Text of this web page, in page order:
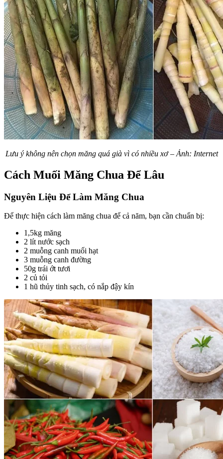
Lưu ý không nên chọn măng quá già vì có nhiều xơ – Ảnh: Internet
Cách Muối Măng Chua Để Lâu
Nguyên Liệu Để Làm Măng Chua
Để thực hiện cách làm măng chua để cả năm, bạn cần chuẩn bị:
1,5kg măng
2 lít nước sạch
2 muỗng canh muối hạt
3 muỗng canh đường
50g trái ớt tươi
2 củ tỏi
1 hũ thủy tinh sạch, có nắp đậy kín